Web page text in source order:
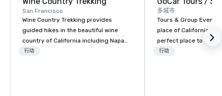
San Francisco
Wine Country Trekking provides
guided hikes in the beautiful wine
country of California including Napa
and Sonoma Valleys. These
行动
多城市
Tours & Group Events
place of California.
perfect place to visit
mix fun with history
行动